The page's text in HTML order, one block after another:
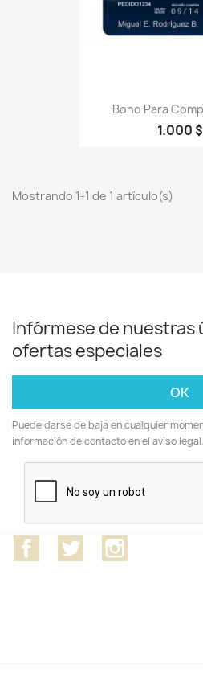
Bono Para
1.000 $
Mostrando 1-1 de 1 artículo(s)
Infórmese de nuestras
ofertas especiales
Puede darse de baja en cualquier
información de contacto en el aviso legal.
FacebookTwitter